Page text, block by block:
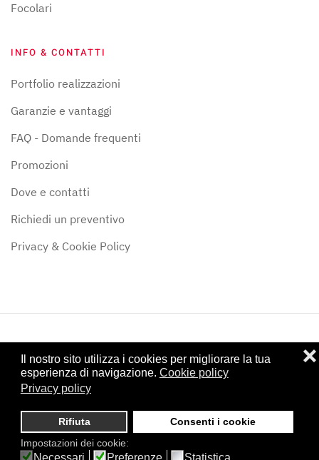
Il nostro sito utilizza i cookies per migliorare la tua
esperienza di navigazione. Cookie policy
Privacy policy
Rifiuta Consenti i cookie
❌
Impostazioni dei cookie:
Necessari Preferenze Statistica
Focolari
INFO & CONTATTI
Portfolio realizzazioni
Garanzie e vantaggi
FAQ - Domande frequenti
Promozioni
Dove e contatti
Richiedi un preventivo
Privacy & Cookie Policy
©2024Stufe & Camini Siena di Alessandro Forte - P.IVA:
01122950528 - Iscritta al CCIAA di Siena: SI - 122307